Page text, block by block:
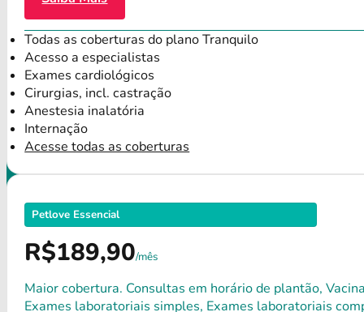
Todas as coberturas do plano Tranquilo
Acesso a especialistas
Exames cardiológicos
Cirurgias, incl. castração
Anestesia inalatória
Internação
Acesse todas as coberturas
Petlove Essencial
R$189,90/mês
Maior cobertura. Consultas em horário de plantão,
Exames laboratoriais simples, Exames laboratoriais